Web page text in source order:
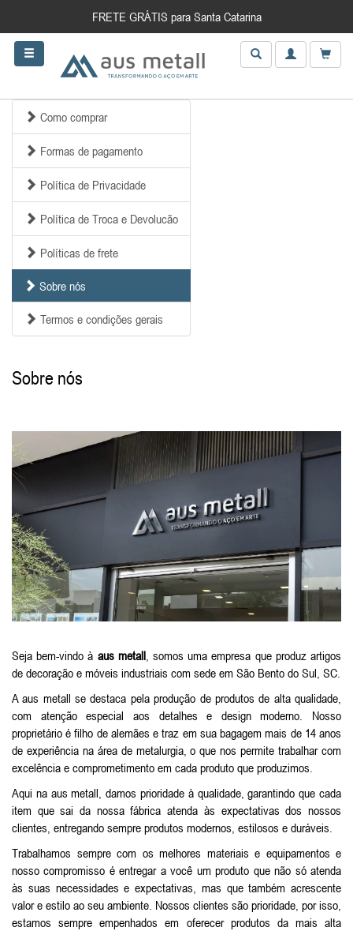
FRETE GRÁTIS para Santa Catarina
Como comprar
Formas de pagamento
Política de Privacidade
Política de Troca e Devolucão
Políticas de frete
Sobre nós
Termos e condições gerais
Sobre nós
Seja bem-vindo à aus metall, somos uma empresa que produz artigos
de decoração e móveis industriais com sede em São Bento do Sul, SC.
A aus metall se destaca pela produção de produtos de alta qualidade,
com atenção especial aos detalhes e design moderno. Nosso
proprietário é filho de alemães e traz em sua bagagem mais de 14 anos
de experiência na área de metalurgia, o que nos permite trabalhar com
excelência e comprometimento em cada produto que produzimos.
Aqui na aus metall, damos prioridade à qualidade, garantindo que cada
item que sai da nossa fábrica atenda às expectativas dos nossos
clientes, entregando sempre produtos modernos, estilosos e duráveis.
Trabalhamos sempre com os melhores materiais e equipamentos e
nosso compromisso é entregar a você um produto que não só atenda
às suas necessidades e expectativas, mas que também acrescente
valor e estilo ao seu ambiente. Nossos clientes são prioridade, por isso,
estamos sempre empenhados em oferecer produtos da mais alta